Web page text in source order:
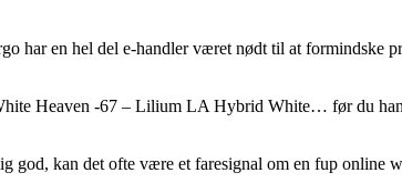
har en hel del e-handler været nødt til at formindske
Heaven -67 – Lilium LA Hybrid White… før du
god, kan det ofte være et faresignal om en fup online